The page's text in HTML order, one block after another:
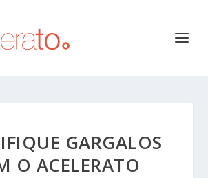
GARGALOS
O ACELERATO